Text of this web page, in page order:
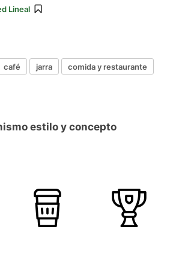
Lineal
café jarra
comida y restaurante
estilo y concepto